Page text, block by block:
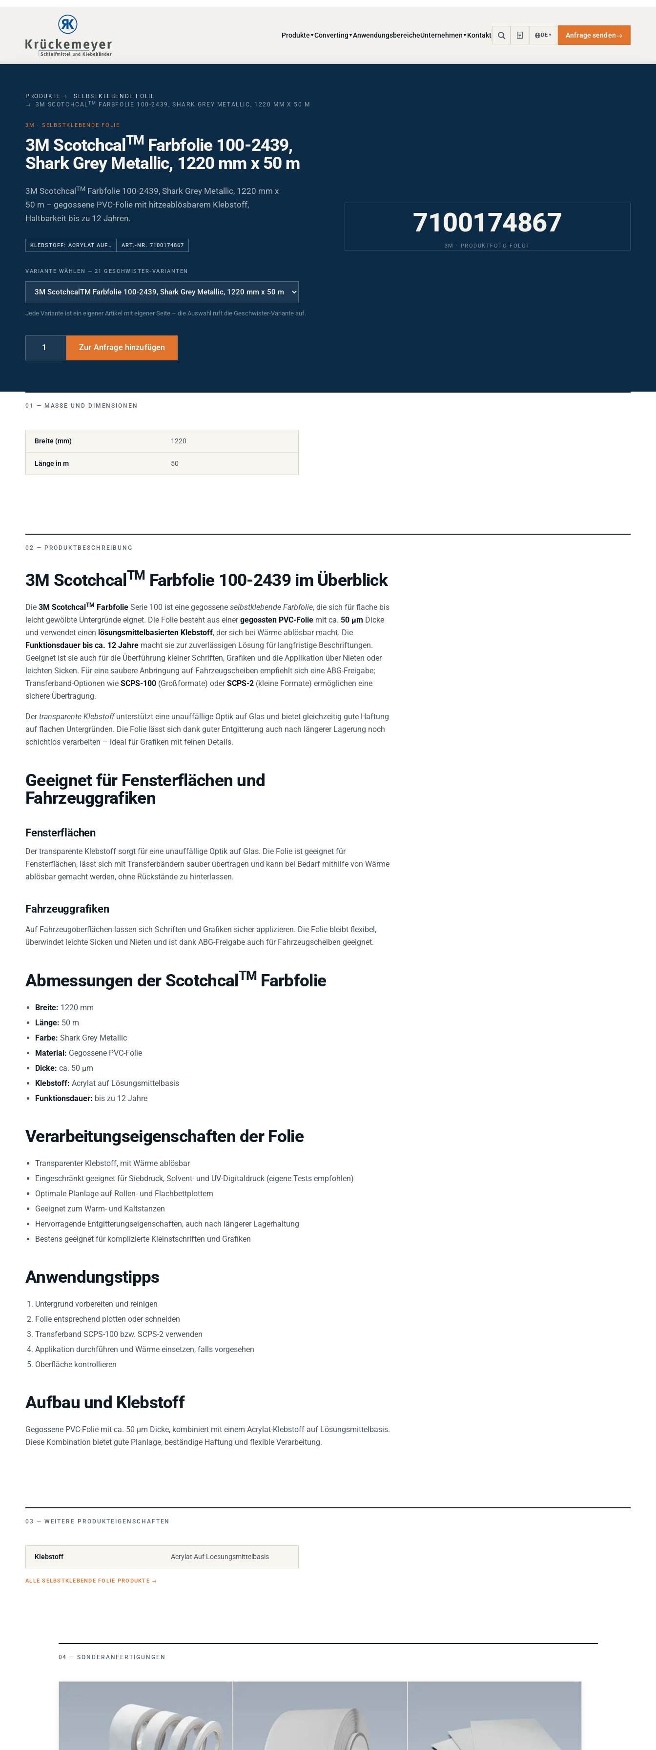
Kontakt DE
PRODUKTE
SELBSTKLEBENDE FOLIE
3M SCOTCHCALTM FARBFOLIE 100-2439, SHARK GREY METALLIC, 1220 MM X 50 M
3M ScotchcalTMFarbfolie 100-2439,
Shark Grey Metallic, 1220 mm x 50 m
3M Scotchcal
Farbfolie 100-2439, Shark Grey Metallic, 1220 mm x
50 m – gegossene PVC-Folie mit hitzeablösbarem Klebstoff,
Haltbarkeit bis zu 12 Jahren.
KLEBSTOFF: ACRYLAT AUF… ART.-NR. 7100174867
VARIANTE WÄHLEN
Jede Variante ist ein eigener Artikel mit eigener Seite – die Auswahl ruft die Geschwister-Variante auf.
7100174867
MASSE UND DIMENSIONEN
Breite (mm) 1220
Länge in m 50
PRODUKTBESCHREIBUNG
3M ScotchcalTM Farbfolie 100-2439 im Überblick
Die 3M ScotchcalTM Farbfolie Serie 100 ist eine gegossene selbstklebende Farbfolie , die sich für flache bis
leicht gewölbte Untergründe eignet. Die Folie besteht aus einer gegossten PVC-Folie mit ca. 50 µm Dicke
und verwendet einen lösungsmittelbasierten Klebstoff , der sich bei Wärme ablösbar macht. Die
Funktionsdauer bis ca. 12 Jahre macht sie zur zuverlässigen Lösung für langfristige Beschriftungen.
Geeignet ist sie auch für die Überführung kleiner Schriften, Grafiken und die Applikation über Nieten oder
leichten Sicken. Für eine saubere Anbringung auf Fahrzeugscheiben empfiehlt sich eine ABG-Freigabe;
Transferband-Optionen wie SCPS-100 (Großformate) oder SCPS-2 (kleine Formate) ermöglichen eine
sichere Übertragung.
Dertransparente Klebstoffunterstützt eine unauffällige Optik auf Glas und bietet gleichzeitig gute Haftung
auf flachen Untergründen. Die Folie lässt sich dank guter Entgitterung auch nach längerer Lagerung noch
schichtlos verarbeiten – ideal für Grafiken mit feinen Details.
Geeignet für Fensterflächen und
Fahrzeuggrafiken
Fensterflächen
Der transparente Klebstoff sorgt für eine unauffällige Optik auf Glas. Die Folie ist geeignet für
Fensterflächen, lässt sich mit Transferbändern sauber übertragen und kann bei Bedarf mithilfe von Wärme
ablösbar gemacht werden, ohne Rückstände zu hinterlassen.
Fahrzeuggrafiken
Auf Fahrzeugoberflächen lassen sich Schriften und Grafiken sicher applizieren. Die Folie bleibt flexibel,
überwindet leichte Sicken und Nieten und ist dank ABG-Freigabe auch für Fahrzeugscheiben geeignet.
Abmessungen der ScotchcalTM Farbfolie
Breite: 1220 mm
Länge: 50 m
Farbe: Shark Grey Metallic
Material: Gegossene PVC-Folie
Dicke: ca. 50 µm
Klebstoff: Acrylat auf Lösungsmittelbasis
Funktionsdauer: bis zu 12 Jahre
Verarbeitungseigenschaften der Folie
Transparenter Klebstoff, mit Wärme ablösbar
Eingeschränkt geeignet für Siebdruck, Solvent- und UV-Digitaldruck (eigene Tests empfohlen)
Optimale Planlage auf Rollen- und Flachbettplottern
Geeignet zum Warm- und Kaltstanzen
Hervorragende Entgitterungseigenschaften, auch nach längerer Lagerhaltung
Bestens geeignet für komplizierte Kleinstschriften und Grafiken
Anwendungstipps
Untergrund vorbereiten und reinigen
Folie entsprechend plotten oder schneiden
Transferband SCPS-100 bzw. SCPS-2 verwenden
Applikation durchführen und Wärme einsetzen, falls vorgesehen
Oberfläche kontrollieren
Aufbau und Klebstoff
Gegossene PVC-Folie mit ca. 50 µm Dicke, kombiniert mit einem Acrylat-Klebstoff auf Lösungsmittelbasis.
Diese Kombination bietet gute Planlage, beständige Haftung und flexible Verarbeitung.
WEITERE PRODUKTEIGENSCHAFTEN
Klebstoff Acrylat Auf Loesungsmittelbasis
SONDERANFERTIGUNGEN